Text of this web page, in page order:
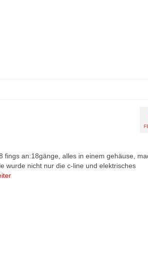
an:18gänge, alles in einem gehäuse,
wurde nicht nur die c-line und elektrisches